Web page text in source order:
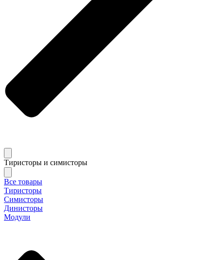
Тиристоры и симисторы
Все товары
Тиристоры
Симисторы
Динисторы
Модули